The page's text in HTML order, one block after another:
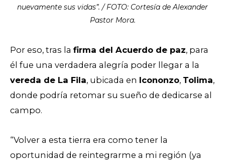
nuevamente sus vidas”. / FOTO: Cortesía de Alexander
Pastor Mora.
Por eso, tras la firma del Acuerdo de paz, para
él fue una verdadera alegría poder llegar a la
vereda de La Fila, ubicada en Icononzo, Tolima,
donde podría retomar su sueño de dedicarse al
campo.
“Volver a esta tierra era como tener la
oportunidad de reintegrarme a mi región (ya